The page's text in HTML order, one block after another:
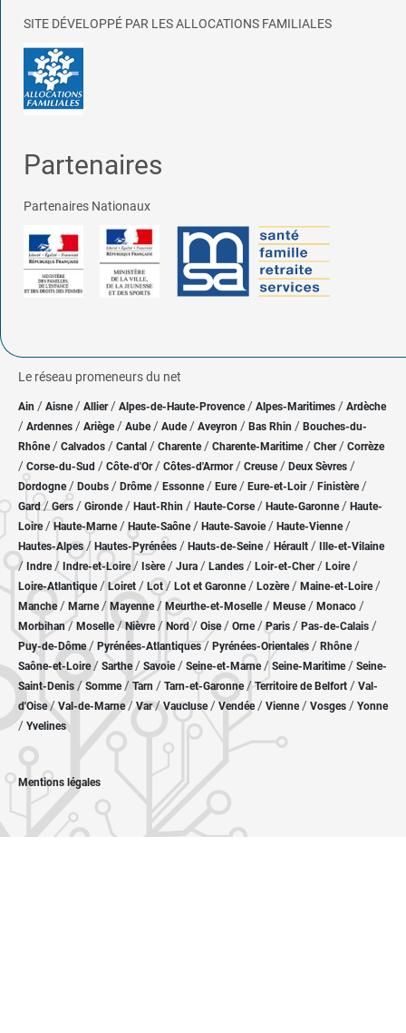
SITE DÉVELOPPÉ PAR LES ALLOCATIONS FAMILIALES
Partenaires
Partenaires Nationaux
Le réseau promeneurs du net
Ain / Aisne/ Allier/ Alpes-de-Haute-Provence / Alpes-Maritimes / Ardèche
/ Ardennes / Ariège/ Aube/ Aude / Aveyron / Bas Rhin / Bouches-du-
Rhône/ Calvados / Cantal / Charente / Charente-Maritime/ Cher / Corrèze
/ Corse-du-Sud / Côte-d'Or / Côtes-d'Armor/ Creuse/ Deux Sèvres /
Dordogne/ Doubs / Drôme/ Essonne / Eure/ Eure-et-Loir / Finistère/
Gard/Gers / Gironde/ Haut-Rhin / Haute-Corse/ Haute-Garonne/ Haute-
Loire/Haute-Marne/ Haute-Saône/ Haute-Savoie/ Haute-Vienne/
Hautes-Alpes/ Hautes-Pyrénées / Hauts-de-Seine/ Hérault / Ille-et-Vilaine
/ Indre/ Indre-et-Loire/ Isère/ Jura / Landes / Loir-et-Cher/ Loire/
Loire-Atlantique/ Loiret / Lot/ Lot et Garonne/ Lozère / Maine-et-Loire/
Manche/ Marne/ Mayenne/ Meurthe-et-Moselle/ Meuse/ Monaco /
Morbihan/ Moselle/ Nièvre / Nord/ Oise / Orne/Paris / Pas-de-Calais /
Puy-de-Dôme/ Pyrénées-Atlantiques / Pyrénées-Orientales / Rhône/
Saône-et-Loire/ Sarthe/ Savoie/ Seine-et-Marne/ Seine-Maritime/ Seine-
Saint-Denis /Somme/ Tarn / Tarn-et-Garonne/Territoire de Belfort / Val-
d'Oise/ Val-de-Marne/Var/Vaucluse/ Vendée/ Vienne/ Vosges / Yonne
/ Yvelines
Mentions légales